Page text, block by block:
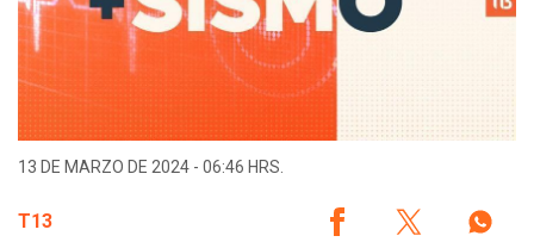
13 DE MARZO DE 2024 - 06:46 HRS.
T13